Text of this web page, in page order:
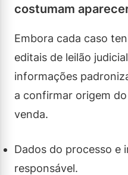
costumam
Embora cada caso
editais de leilão
informações
a confirmar origem
venda.
Dados do processo e
responsável.